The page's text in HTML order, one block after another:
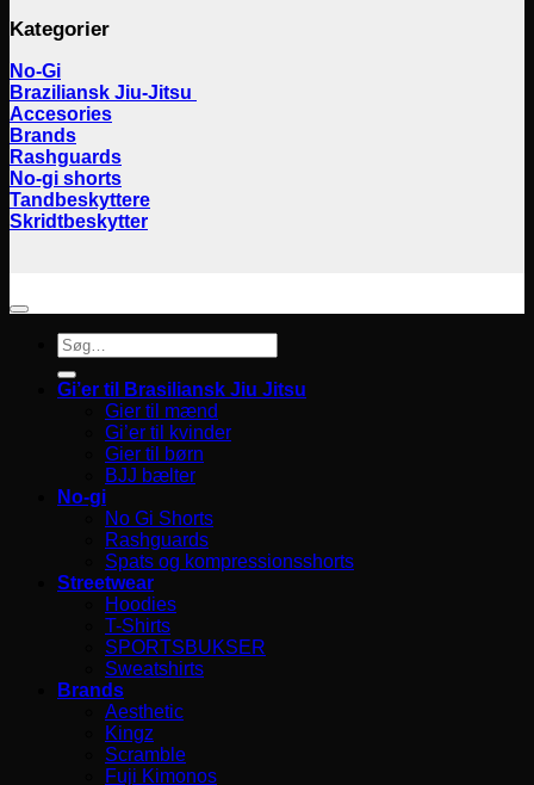
Kategorier
No-Gi
Braziliansk Jiu-Jitsu
Accesories
Brands
Rashguards
No-gi shorts
Tandbeskyttere
Skridtbeskytter
Søg
efter:
Gi’er til Brasiliansk Jiu Jitsu
Gier til mænd
Gi’er til kvinder
Gier til børn
BJJ bælter
No-gi
No Gi Shorts
Rashguards
Spats og kompressionsshorts
Streetwear
Hoodies
T-Shirts
SPORTSBUKSER
Sweatshirts
Brands
Aesthetic
Kingz
Scramble
Fuji Kimonos